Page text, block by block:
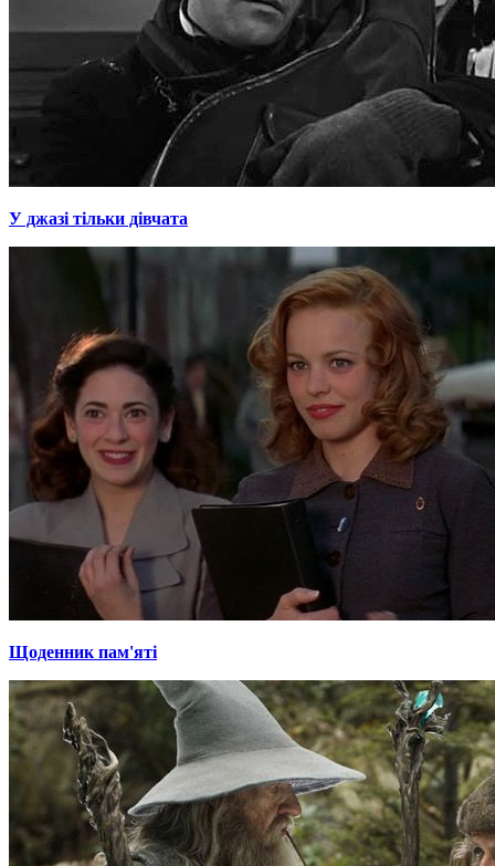
У джазі тільки дівчата
Щоденник пам'яті